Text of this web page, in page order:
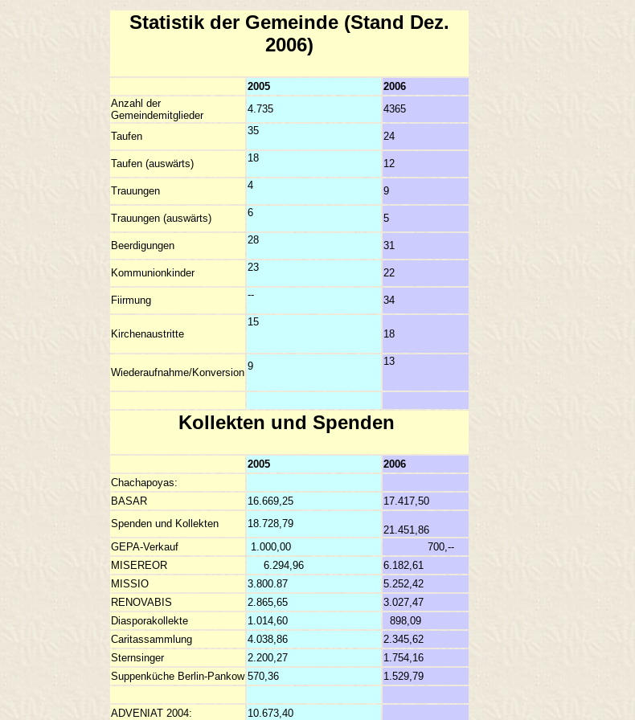
Statistik der Gemeinde (Stand Dez.
2006)
2005
2006
Anzahl der
Gemeindemitglieder
4.735 4365
Taufen 35 24
Taufen (auswärts) 18 12
Trauungen 4 9
Trauungen (auswärts) 6 5
Beerdigungen 28 31
Kommunionkinder 23 22
Fiirmung -- 34
Kirchenaustritte
15
18
Wiederaufnahme/Konversion
9 13
Kollekten und Spenden
2005
2006
Chachapoyas:
BASAR
16.669,25
17.417,50
Spenden und Kollekten
18.728,79
21.451,86
GEPA-Verkauf
1.000,00
700,--
MISEREOR
6.294,96
6.182,61
MISSIO
3.800.87
5.252,42
RENOVABIS
2.865,65
3.027,47
Diasporakollekte
1.014,60
898,09
Caritassammlung
4.038,86
2.345,62
Sternsinger
2.200,27
1.754,16
Suppenküche Berlin-Pankow 570,36 1.529,79
ADVENIAT 2004: 10.673,40